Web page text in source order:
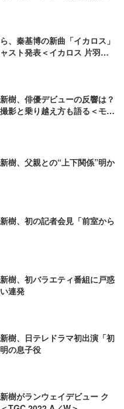
、秦基博の新曲「イカロス」
スト発表＜イカロス 片羽の
樹、俳優デビューの反響は？
影と乗り越え方も語る＜モデ
樹、父親との“上下関係”明か
樹、初の記者会見「前室から
樹、初バラエティ番組に戸惑
連発
樹、日テレドラマ初出演「初
の息子役
樹がランウェイデビュー ク